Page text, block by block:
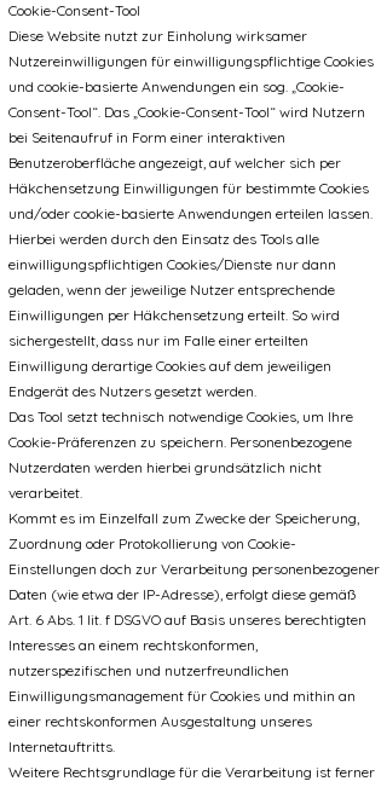
Cookie-Consent-Tool
Diese Website nutzt zur Einholung wirksamer
Nutzereinwilligungen für einwilligungspflichtige Cookies
und cookie-basierte Anwendungen ein sog. „Cookie-
Consent-Tool“. Das „Cookie-Consent-Tool“ wird Nutzern
bei Seitenaufruf in Form einer interaktiven
Benutzeroberfläche angezeigt, auf welcher sich per
Häkchensetzung Einwilligungen für bestimmte Cookies
und/oder cookie-basierte Anwendungen erteilen lassen.
Hierbei werden durch den Einsatz des Tools alle
einwilligungspflichtigen Cookies/Dienste nur dann
geladen, wenn der jeweilige Nutzer entsprechende
Einwilligungen per Häkchensetzung erteilt. So wird
sichergestellt, dass nur im Falle einer erteilten
Einwilligung derartige Cookies auf dem jeweiligen
Endgerät des Nutzers gesetzt werden.
Das Tool setzt technisch notwendige Cookies, um Ihre
Cookie-Präferenzen zu speichern. Personenbezogene
Nutzerdaten werden hierbei grundsätzlich nicht
verarbeitet.
Kommt es im Einzelfall zum Zwecke der Speicherung,
Zuordnung oder Protokollierung von Cookie-
Einstellungen doch zur Verarbeitung personenbezogener
Daten (wie etwa der IP-Adresse), erfolgt diese gemäß
Art. 6 Abs. 1 lit. f DSGVO auf Basis unseres berechtigten
Interesses an einem rechtskonformen,
nutzerspezifischen und nutzerfreundlichen
Einwilligungsmanagement für Cookies und mithin an
einer rechtskonformen Ausgestaltung unseres
Internetauftritts.
Weitere Rechtsgrundlage für die Verarbeitung ist ferner
PTPV-Personal Trainer Philipp Vedder